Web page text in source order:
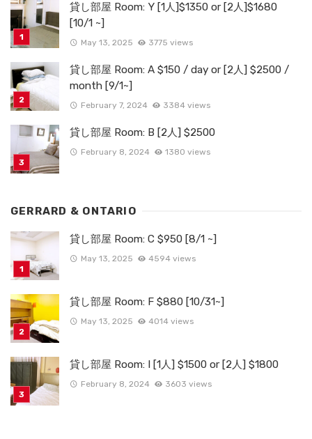
貸し部屋 Room: Y [1人]$1350 or [2人]$1680
[10/1 ~]
May 13, 2025 3775 views
貸し部屋 Room: A $150 / day or [2人] $2500 /
month [9/1~]
February 7, 2024 3384 views
貸し部屋 Room: B [2人] $2500
February 8, 2024 1380 views
GERRARD & ONTARIO
貸し部屋 Room: C $950 [8/1 ~]
May 13, 2025 4594 views
貸し部屋 Room: F $880 [10/31~]
May 13, 2025 4014 views
貸し部屋 Room: I [1人] $1500 or [2人] $1800
February 8, 2024 3603 views